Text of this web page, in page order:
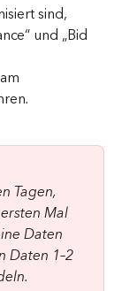
sind,
und „Bid
.
Tagen,
Mal
Daten
Daten 1–2